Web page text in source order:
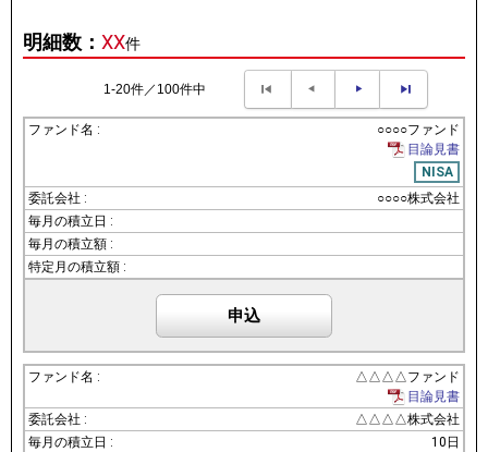
明細数： XX件
1-20件／100件中
○○○○ファンド
目論見書
NISA
○○○○株式会社
申込
△△△△ファンド
目論見書
△△△△株式会社
10日